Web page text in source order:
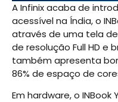
A Infinix acaba de
acessível na Índia, o
através de uma tela
de resolução Full HD e
também apresenta
86% de espaço de
Em hardware, o INBook